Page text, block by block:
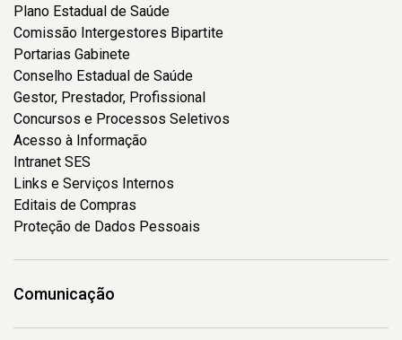
Plano Estadual de Saúde
Comissão Intergestores Bipartite
Portarias Gabinete
Conselho Estadual de Saúde
Gestor, Prestador, Profissional
Concursos e Processos Seletivos
Acesso à Informação
Intranet SES
Links e Serviços Internos
Editais de Compras
Proteção de Dados Pessoais
Comunicação